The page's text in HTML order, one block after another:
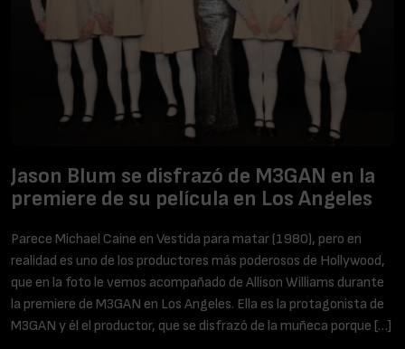
Jason Blum se disfrazó de M3GAN en la
premiere de su película en Los Angeles
Parece Michael Caine en Vestida para matar (1980), pero en
realidad es uno de los productores más poderosos de Hollywood,
que en la foto le vemos acompañado de Allison Williams durante
la premiere de M3GAN en Los Angeles. Ella es la protagonista de
M3GAN y él el productor, que se disfrazó de la muñeca porque […]